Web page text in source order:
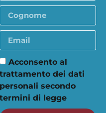
Acconsento al
trattamento dei dati
personali secondo
termini di legge